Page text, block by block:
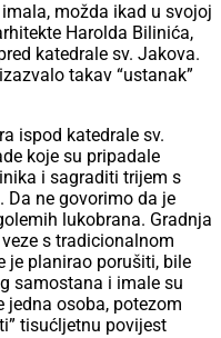
možda ikad u svojoj
Harolda Bilinića,
katedrale sv. Jakova.
takav “ustanak”
ispod katedrale sv.
koje su pripadale
i sagraditi trijem s
ne govorimo da je
lukobrana. Gradnja
s tradicionalnom
je planirao porušiti, bile
samostana i imale su
jedna osoba, potezom
tisućljetnu povijest